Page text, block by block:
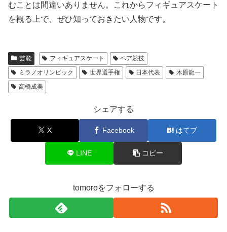
むことは間違いありません。これからフィギュアスケート
を観る上で、ぜひ知っておきたい人物です。
芸能 フィギュアスケート
ペア競技
ミラノオリンピック
世界選手権 日本代表
木原龍一
高橋成美
シェアする
X Facebook はてブ
LINE コピー
tomoroをフォローする